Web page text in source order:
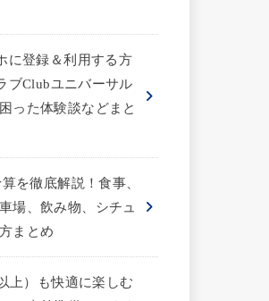
に登録＆利用する方
ブClubユニバーサル
った体験談などまと
を徹底解説！食事、
場、飲み物、シチュ
まとめ
上）も快適に楽しむ